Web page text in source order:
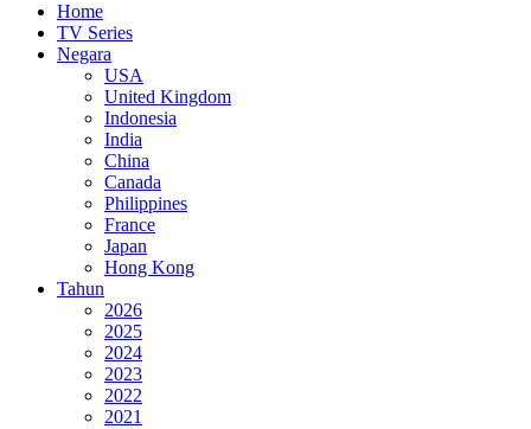
Home
TV Series
Negara
USA
United Kingdom
Indonesia
India
China
Canada
Philippines
France
Japan
Hong Kong
Tahun
2026
2025
2024
2023
2022
2021